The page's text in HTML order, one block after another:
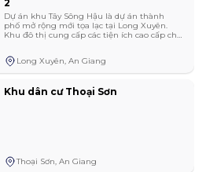
2
Dự án khu Tây Sông Hậu là dự án thành
phố mở rộng mới tọa lạc tại Long Xuyên.
Khu đô thị cung cấp các tiện ích cao cấp cho
và bạn bè tại Diamond City!
Long Xuyên, An Giang
Khu dân cư Thoại Sơn
Thoại Sơn, An Giang